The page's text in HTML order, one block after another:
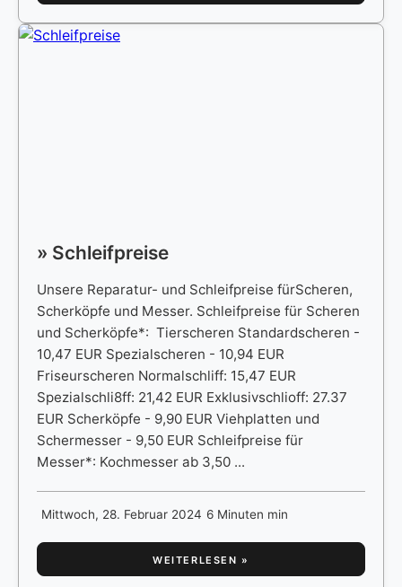
» Schleifpreise
Unsere Reparatur- und Schleifpreise fürScheren,
Scherköpfe und Messer. Schleifpreise für Scheren
und Scherköpfe*: Tierscheren Standardscheren -
10,47 EUR Spezialscheren - 10,94 EUR
Friseurscheren Normalschliff: 15,47 EUR
Spezialschli8ff: 21,42 EUR Exklusivschlioff: 27.37
EUR Scherköpfe - 9,90 EUR Viehplatten und
Schermesser - 9,50 EUR Schleifpreise für
Messer*: Kochmesser ab 3,50 ...
Mittwoch, 28. Februar 2024 6 Minuten min
WEITERLESEN »